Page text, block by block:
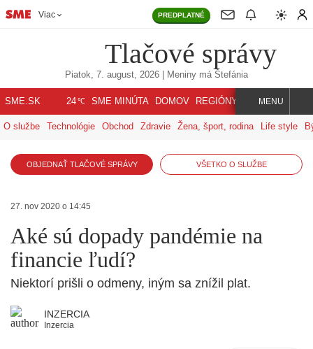
Viac PREDPLATNÉ
Tlačové správy
Piatok, 7. august, 2026 | Meniny má Štefánia
SME.SK 24℃ SME MINÚTA DOMOV REGIÓNY INDEX SVET
MENU
O službe Technológie Obchod Zdravie Žena, šport, rodina Life style
OBJEDNAŤ TLAČOVÉ SPRÁVY VŠETKO O SLUŽBE
27. nov 2020 o 14:45
Aké sú dopady pandémie na
financie ľudí?
Niektorí prišli o odmeny, iným sa znížil plat.
INZERCIA
Inzercia